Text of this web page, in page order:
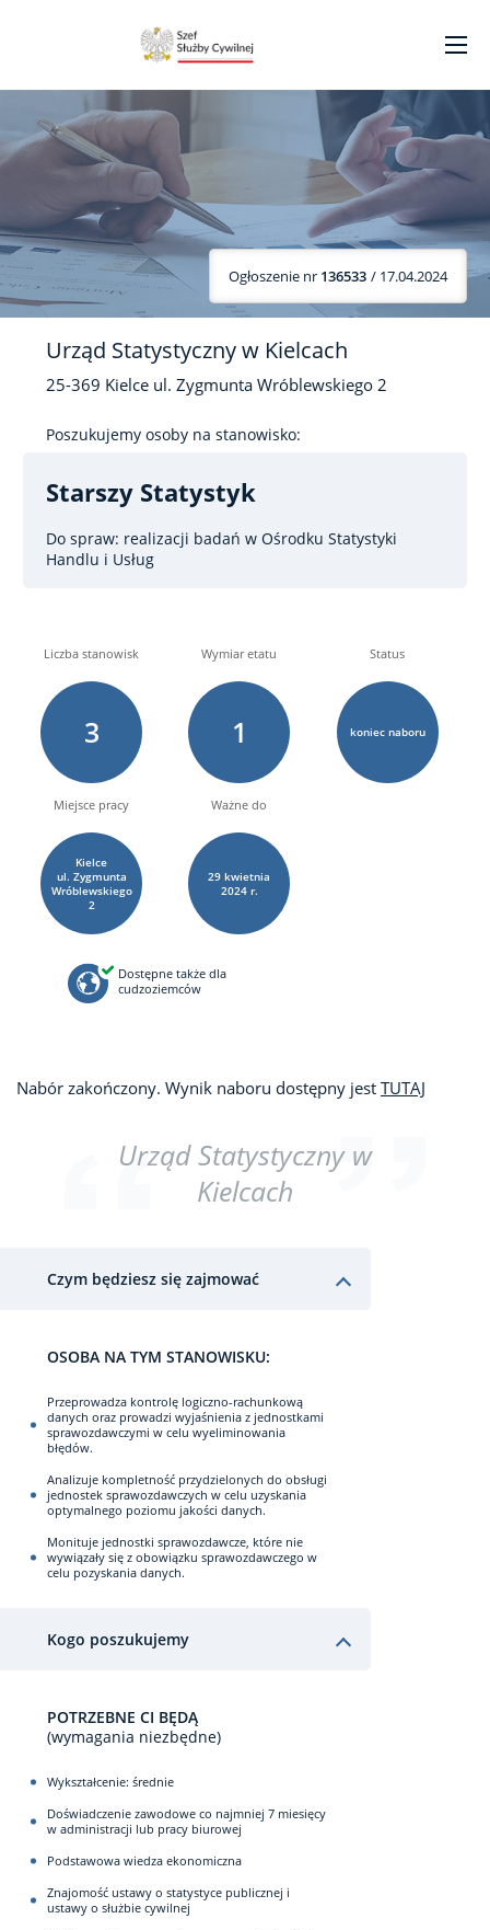
Ogłoszenie nr 136533 / 17.04.2024
Urząd Statystyczny w Kielcach
25-369 Kielce ul. Zygmunta Wróblewskiego 2
Poszukujemy osoby na stanowisko:
Starszy Statystyk
Do spraw: realizacji badań w Ośrodku Statystyki
Handlu i Usług
Liczba stanowisk
3
Wymiar etatu
1
Status
koniec naboru
Miejsce pracy
Kielce
ul. Zygmunta
Wróblewskiego
2
Ważne do
29kwietnia
2024 r.
Dostępne także dla
cudzoziemców
Nabór zakończony. Wynik naboru dostępny jest TUTAJ
Urząd Statystyczny w
Kielcach
Czym będziesz się zajmować
OSOBA NA TYM STANOWISKU:
Przeprowadza kontrolę logiczno-rachunkową
danych oraz prowadzi wyjaśnienia z jednostkami
sprawozdawczymi w celu wyeliminowania
błędów.
Analizuje kompletność przydzielonych do obsługi
jednostek sprawozdawczych w celu uzyskania
optymalnego poziomu jakości danych.
Monituje jednostki sprawozdawcze, które nie
wywiązały się z obowiązku sprawozdawczego w
celu pozyskania danych.
Kogo poszukujemy
POTRZEBNE CI BĘDĄ
(wymagania niezbędne)
Wykształcenie: średnie
Doświadczenie zawodowe co najmniej 7 miesięcy
w administracji lub pracy biurowej
Podstawowa wiedza ekonomiczna
Znajomość ustawy o statystyce publicznej i
ustawy o służbie cywilnej